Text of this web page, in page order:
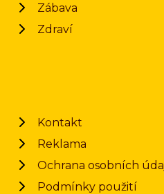
Zábava
Zdraví
Kontakt
Reklama
Ochrana osobních
Podmínky použití